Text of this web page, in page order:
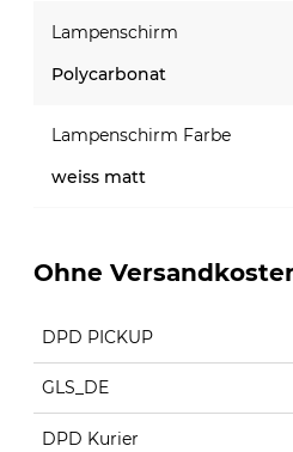
Lampenschirm
Polycarbonat
Lampenschirm Farbe
weiss matt
Ohne
DPD PICKUP
GLS_DE
DPD Kurier